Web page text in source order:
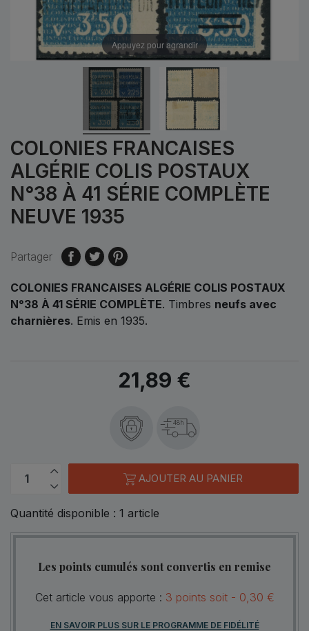
Appuyez pour agrandir
COLONIES FRANCAISES
ALGÉRIE COLIS POSTAUX
N°38 À 41 SÉRIE COMPLÈTE
NEUVE 1935
Partager
COLONIES FRANCAISES ALGÉRIE COLIS POSTAUX
N°38 À 41 SÉRIE COMPLÈTE. Timbres neufs avec
charnières. Emis en 1935.
21,89 €
48h
AJOUTER AU PANIER
Quantité disponible : 1 article
Les points cumulés sont convertis en remise
Cet article vous apporte : 3 points soit - 0,30 €
EN SAVOIR PLUS SUR LE PROGRAMME DE FIDÉLITÉ